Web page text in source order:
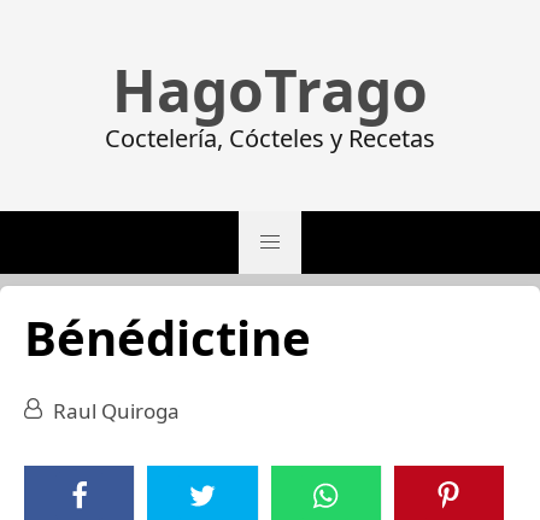
HagoTrago
Coctelería, Cócteles y Recetas
Bénédictine
Raul Quiroga